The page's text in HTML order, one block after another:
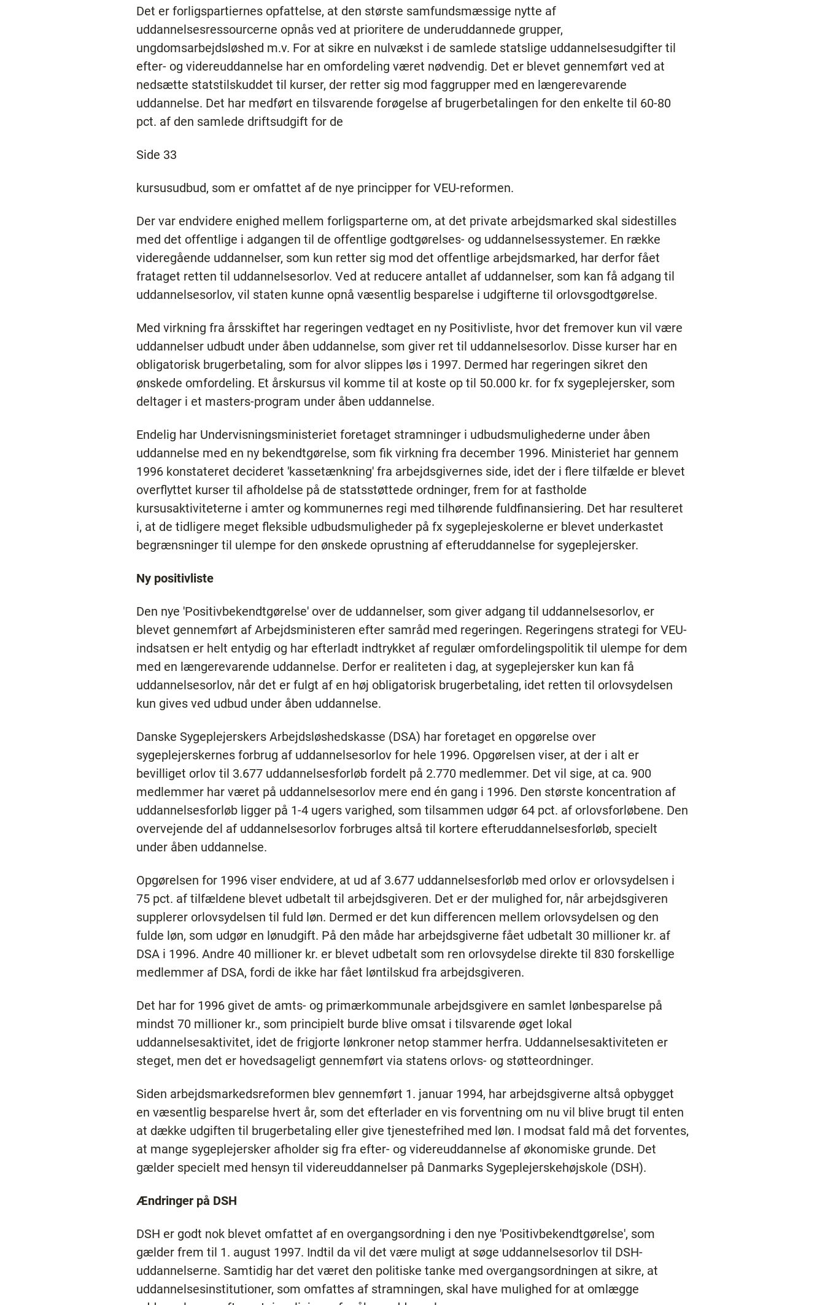
Det er forligspartiernes opfattelse, at den største samfundsmæssige nytte af
uddannelsesressourcerne opnås ved at prioritere de underuddannede grupper,
ungdomsarbejdsløshed m.v. For at sikre en nulvækst i de samlede statslige uddannelsesudgifter til
efter- og videreuddannelse har en omfordeling været nødvendig. Det er blevet gennemført ved at
nedsætte statstilskuddet til kurser, der retter sig mod faggrupper med en længerevarende
uddannelse. Det har medført en tilsvarende forøgelse af brugerbetalingen for den enkelte til 60-80
pct. af den samlede driftsudgift for de
Side 33
kursusudbud, som er omfattet af de nye principper for VEU-reformen.
Der var endvidere enighed mellem forligsparterne om, at det private arbejdsmarked skal sidestilles
med det offentlige i adgangen til de offentlige godtgørelses- og uddannelsessystemer. En række
videregående uddannelser, som kun retter sig mod det offentlige arbejdsmarked, har derfor fået
frataget retten til uddannelsesorlov. Ved at reducere antallet af uddannelser, som kan få adgang til
uddannelsesorlov, vil staten kunne opnå væsentlig besparelse i udgifterne til orlovsgodtgørelse.
Med virkning fra årsskiftet har regeringen vedtaget en ny Positivliste, hvor det fremover kun vil være
uddannelser udbudt under åben uddannelse, som giver ret til uddannelsesorlov. Disse kurser har en
obligatorisk brugerbetaling, som for alvor slippes løs i 1997. Dermed har regeringen sikret den
ønskede omfordeling. Et årskursus vil komme til at koste op til 50.000 kr. for fx sygeplejersker, som
deltager i et masters-program under åben uddannelse.
Endelig har Undervisningsministeriet foretaget stramninger i udbudsmulighederne under åben
uddannelse med en ny bekendtgørelse, som fik virkning fra december 1996. Ministeriet har gennem
1996 konstateret decideret 'kassetænkning' fra arbejdsgivernes side, idet der i flere tilfælde er blevet
overflyttet kurser til afholdelse på de statsstøttede ordninger, frem for at fastholde
kursusaktiviteterne i amter og kommunernes regi med tilhørende fuldfinansiering. Det har resulteret
i, at de tidligere meget fleksible udbudsmuligheder på fx sygeplejeskolerne er blevet underkastet
begrænsninger til ulempe for den ønskede oprustning af efteruddannelse for sygeplejersker.
Ny positivliste
Den nye 'Positivbekendtgørelse' over de uddannelser, som giver adgang til uddannelsesorlov, er
blevet gennemført af Arbejdsministeren efter samråd med regeringen. Regeringens strategi for VEU-
indsatsen er helt entydig og har efterladt indtrykket af regulær omfordelingspolitik til ulempe for dem
med en længerevarende uddannelse. Derfor er realiteten i dag, at sygeplejersker kun kan få
uddannelsesorlov, når det er fulgt af en høj obligatorisk brugerbetaling, idet retten til orlovsydelsen
kun gives ved udbud under åben uddannelse.
Danske Sygeplejerskers Arbejdsløshedskasse (DSA) har foretaget en opgørelse over
sygeplejerskernes forbrug af uddannelsesorlov for hele 1996. Opgørelsen viser, at der i alt er
bevilliget orlov til 3.677 uddannelsesforløb fordelt på 2.770 medlemmer. Det vil sige, at ca. 900
medlemmer har været på uddannelsesorlov mere end én gang i 1996. Den største koncentration af
uddannelsesforløb ligger på 1-4 ugers varighed, som tilsammen udgør 64 pct. af orlovsforløbene. Den
overvejende del af uddannelsesorlov forbruges altså til kortere efteruddannelsesforløb, specielt
under åben uddannelse.
Opgørelsen for 1996 viser endvidere, at ud af 3.677 uddannelsesforløb med orlov er orlovsydelsen i
75 pct. af tilfældene blevet udbetalt til arbejdsgiveren. Det er der mulighed for, når arbejdsgiveren
supplerer orlovsydelsen til fuld løn. Dermed er det kun differencen mellem orlovsydelsen og den
fulde løn, som udgør en lønudgift. På den måde har arbejdsgiverne fået udbetalt 30 millioner kr. af
DSA i 1996. Andre 40 millioner kr. er blevet udbetalt som ren orlovsydelse direkte til 830 forskellige
medlemmer af DSA, fordi de ikke har fået løntilskud fra arbejdsgiveren.
Det har for 1996 givet de amts- og primærkommunale arbejdsgivere en samlet lønbesparelse på
mindst 70 millioner kr., som principielt burde blive omsat i tilsvarende øget lokal
uddannelsesaktivitet, idet de frigjorte lønkroner netop stammer herfra. Uddannelsesaktiviteten er
steget, men det er hovedsageligt gennemført via statens orlovs- og støtteordninger.
Siden arbejdsmarkedsreformen blev gennemført 1. januar 1994, har arbejdsgiverne altså opbygget
en væsentlig besparelse hvert år, som det efterlader en vis forventning om nu vil blive brugt til enten
at dække udgiften til brugerbetaling eller give tjenestefrihed med løn. I modsat fald må det forventes,
at mange sygeplejersker afholder sig fra efter- og videreuddannelse af økonomiske grunde. Det
gælder specielt med hensyn til videreuddannelser på Danmarks Sygeplejerskehøjskole (DSH).
Ændringer på DSH
DSH er godt nok blevet omfattet af en overgangsordning i den nye 'Positivbekendtgørelse', som
gælder frem til 1. august 1997. Indtil da vil det være muligt at søge uddannelsesorlov til DSH-
uddannelserne. Samtidig har det været den politiske tanke med overgangsordningen at sikre, at
uddannelsesinstitutioner, som omfattes af stramningen, skal have mulighed for at omlægge